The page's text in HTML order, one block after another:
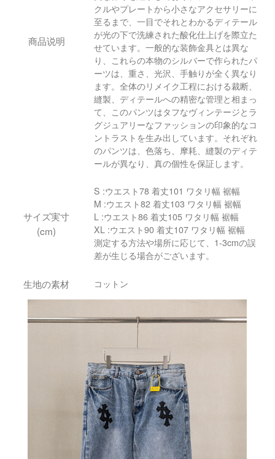
商品说明
クルやプレートから小さなアクセサリーに
至るまで、一目でそれとわかるディテール
が光の下で洗練された酸化仕上げを際立た
せています。一般的な装飾金具とは異な
り、これらの本物のシルバーで作られたパ
ーツは、重さ、光沢、手触りが全く異なり
ます。全体のリメイク工程における裁断、
縫製、ディテールへの精密な管理と相まっ
て、このパンツはタフなヴィンテージとラ
グジュアリーなファッションの印象的なコ
ントラストを生み出しています。それぞれ
のパンツは、色落ち、摩耗、縫製のディテ
ールが異なり、真の個性を保証します。
サイズ実寸
(cm)
S :ウエスト78 着丈101 ワタリ幅 裾幅
M :ウエスト82 着丈103 ワタリ幅 裾幅
L :ウエスト86 着丈105 ワタリ幅 裾幅
XL :ウエスト90 着丈107 ワタリ幅 裾幅
測定する方法や場所に応じて、1-3cmの誤
差が生じる場合がございます。
生地の素材 コットン